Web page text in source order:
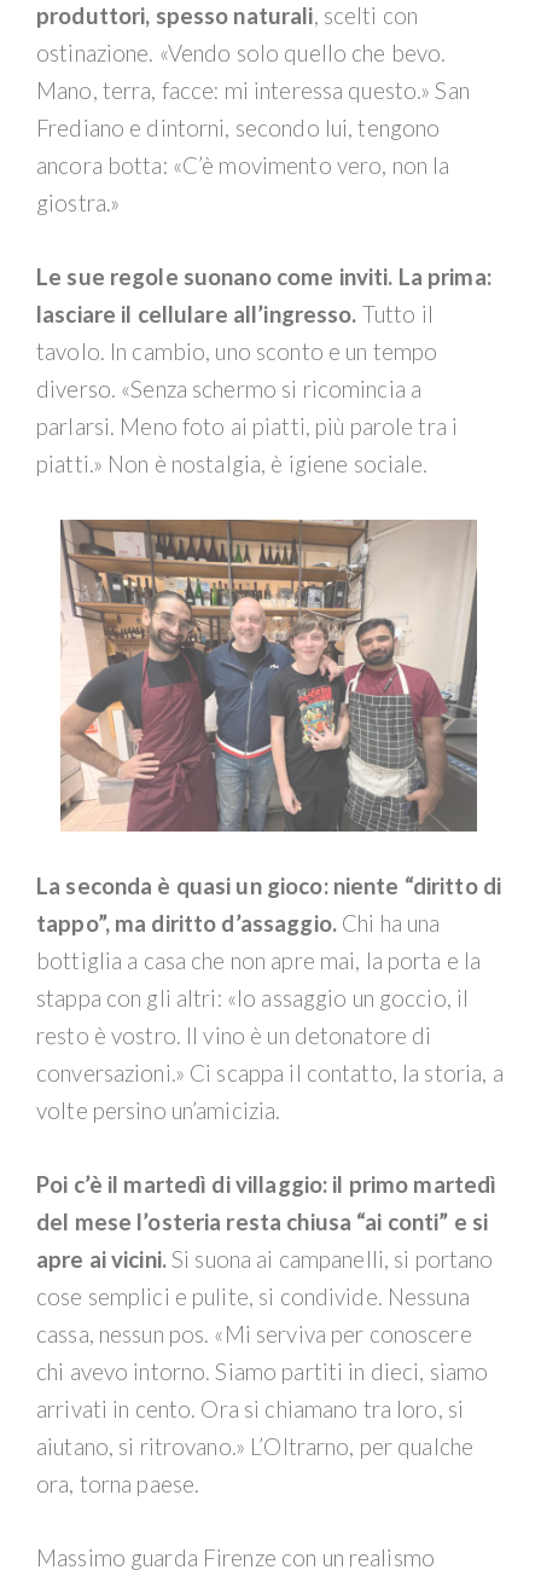
produttori, spesso naturali, scelti con
ostinazione. «Vendo solo quello che bevo.
Mano, terra, facce: mi interessa questo.» San
Frediano e dintorni, secondo lui, tengono
ancora botta: «C’è movimento vero, non la
giostra.»
Le sue regole suonano come inviti. La prima:
lasciare il cellulare all’ingresso. Tutto il
tavolo. In cambio, uno sconto e un tempo
diverso. «Senza schermo si ricomincia a
parlarsi. Meno foto ai piatti, più parole tra i
piatti.» Non è nostalgia, è igiene sociale.
La seconda è quasi un gioco: niente “diritto di
tappo”, ma diritto d’assaggio.Chi ha una
bottiglia a casa che non apre mai, la porta e la
stappa con gli altri: «Io assaggio un goccio, il
resto è vostro. Il vino è un detonatore di
conversazioni.» Ci scappa il contatto, la storia, a
volte persino un’amicizia.
Poi c’è il martedì di villaggio: il primo martedì
del mese l’osteria resta chiusa “ai conti” e si
apre ai vicini.Si suona ai campanelli, si portano
cose semplici e pulite, si condivide. Nessuna
cassa, nessun pos. «Mi serviva per conoscere
chi avevo intorno. Siamo partiti in dieci, siamo
arrivati in cento. Ora si chiamano tra loro, si
aiutano, si ritrovano.» L’Oltrarno, per qualche
ora, torna paese.
Massimo guarda Firenze con un realismo